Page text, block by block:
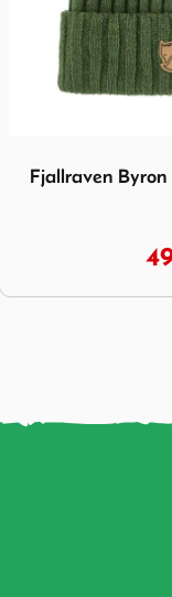
Fjallraven